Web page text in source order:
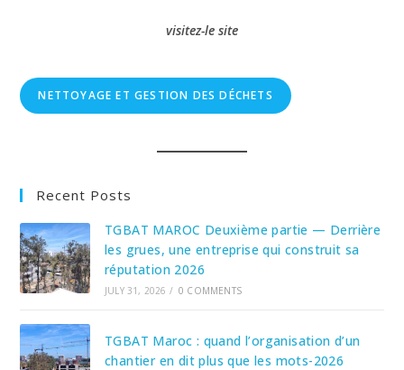
visitez-le site
NETTOYAGE ET GESTION DES DÉCHETS
Recent Posts
TGBAT MAROC Deuxième partie — Derrière
les grues, une entreprise qui construit sa
réputation 2026
JULY 31, 2026 / 0 COMMENTS
TGBAT Maroc : quand l’organisation d’un
chantier en dit plus que les mots-2026